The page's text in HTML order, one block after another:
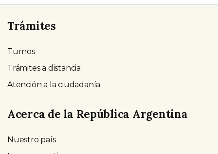
Trámites
Turnos
Trámites a distancia
Atención a la ciudadanía
Acerca de la República Argentina
Nuestro país